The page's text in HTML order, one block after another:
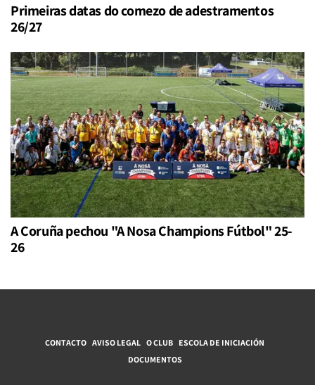
Primeiras datas do comezo de adestramentos
26/27
A Coruña pechou "A Nosa Champions Fútbol" 25-
26
CONTACTO AVISO LEGAL O CLUB ESCOLA DE INICIACIÓN
DOCUMENTOS